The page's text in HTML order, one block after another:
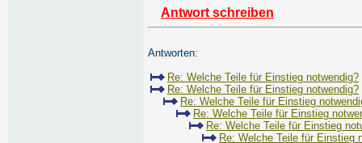
Antwort schreiben
Antworten:
Re: Welche Teile für Einstieg notwendig?
Re: Welche Teile für Einstieg notwendig?
Re: Welche Teile für Einstieg
Re: Welche Teile für Einstieg
Re: Welche Teile für Einstieg
Re: Welche Teile für Einstieg